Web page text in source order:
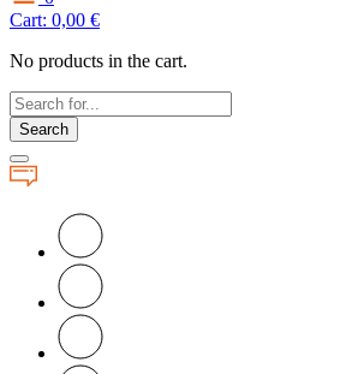
Cart: 0,00 €
No products in the cart.
Search